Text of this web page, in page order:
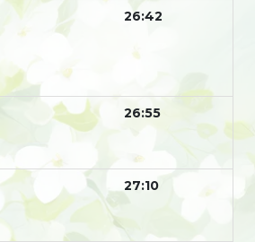
26:42
26:55
27:10